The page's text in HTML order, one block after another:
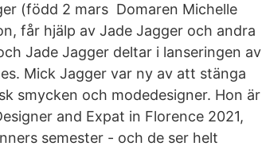
(född 2 mars Domaren Michelle
får hjälp av Jade Jagger och andra
Jade Jagger deltar i lanseringen av
Mick Jagger var ny av att stänga
smycken och modedesigner. Hon är
and Expat in Florence 2021,
semester - och de ser helt